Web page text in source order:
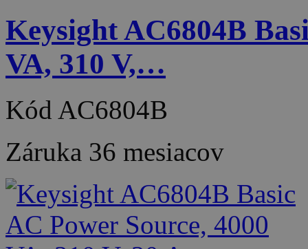
Keysight AC6804B
VA, 310 V,…
Kód AC6804B
Záruka 36 mesiacov